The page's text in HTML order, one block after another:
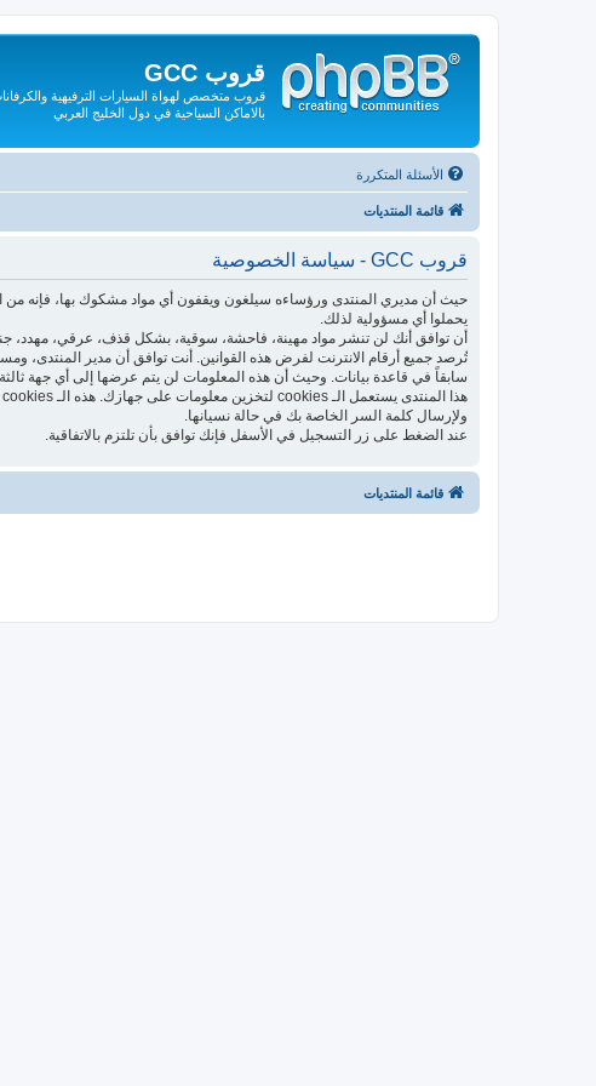
قروب GCC
قروب متخصص لهواة السيارات الترفيهية
بالاماكن السياحية في دول الخليج العربي
الأسئلة المتكررة
قائمة المنتديات
قروب GCC - سياسة الخصوصية
حيث أن مديري المنتدى ورؤساءه سيلغون ويقفون أي مواد مشكوك بها، فإنه من
يحملوا أي مسؤولية لذلك.
أن توافق أنك لن تنشر مواد مهينة، فاحشة، سوقية، بشكل قذف، عرقي، مهدد،
تُرصد جميع أرقام الانترنت لفرض هذه القوانين. أنت توافق أن مدير المنتدى،
سابقاً في قاعدة بيانات. وحيث أن هذه المعلومات لن يتم عرضها إلى أي جهة
ولإرسال كلمة السر الخاصة بك في حالة نسيانها.
عند الضغط على زر التسجيل في الأسفل فإنك توافق بأن تلتزم بالاتفاقية.
قائمة المنتديات